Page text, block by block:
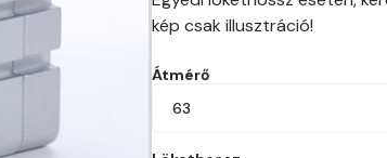
kép csak illusztráció!
Átmérő
63